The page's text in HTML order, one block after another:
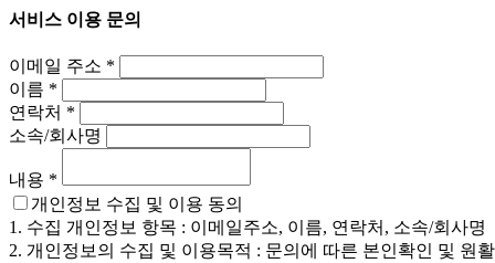
서비스 이용 문의
이메일 주소 *
이름 *
연락처 *
소속/회사명
내용 *
개인정보 수집 및 이용 동의
1. 수집 개인정보 항목 : 이메일주소, 이름, 연락처, 소속/회사명
2. 개인정보의 수집 및 이용목적 : 문의에 따른 본인확인 및 원